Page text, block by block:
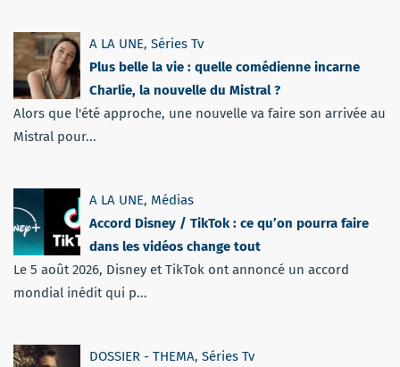
A LA UNE, Séries Tv
Plus belle la vie : quelle comédienne incarne
Charlie, la nouvelle du Mistral ?
Alors que l'été approche, une nouvelle va faire son arrivée au
Mistral pour...
A LA UNE, Médias
Accord Disney / TikTok : ce qu’on pourra faire
dans les vidéos change tout
Le 5 août 2026, Disney et TikTok ont annoncé un accord
mondial inédit qui p...
DOSSIER - THEMA, Séries Tv